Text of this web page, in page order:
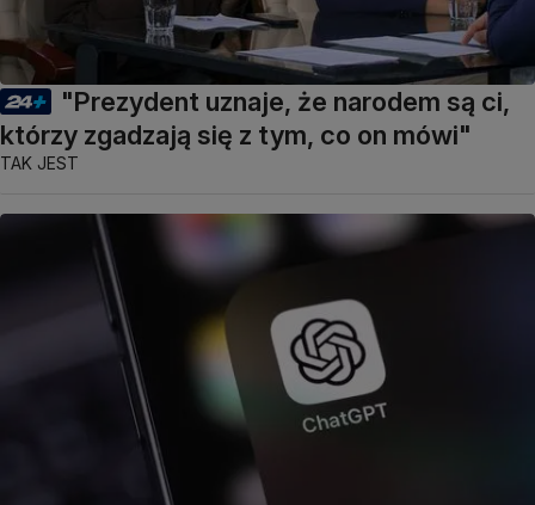
"Prezydent uznaje, że narodem są ci,
którzy zgadzają się z tym, co on mówi"
TAK JEST